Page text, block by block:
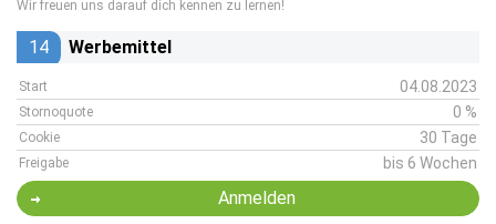
Wir freuen uns darauf dich kennen zu lernen!
14 Werbemittel
Start 04.08.2023
Stornoquote 0 %
Cookie 30 Tage
Freigabe bis 6 Wochen
Anmelden